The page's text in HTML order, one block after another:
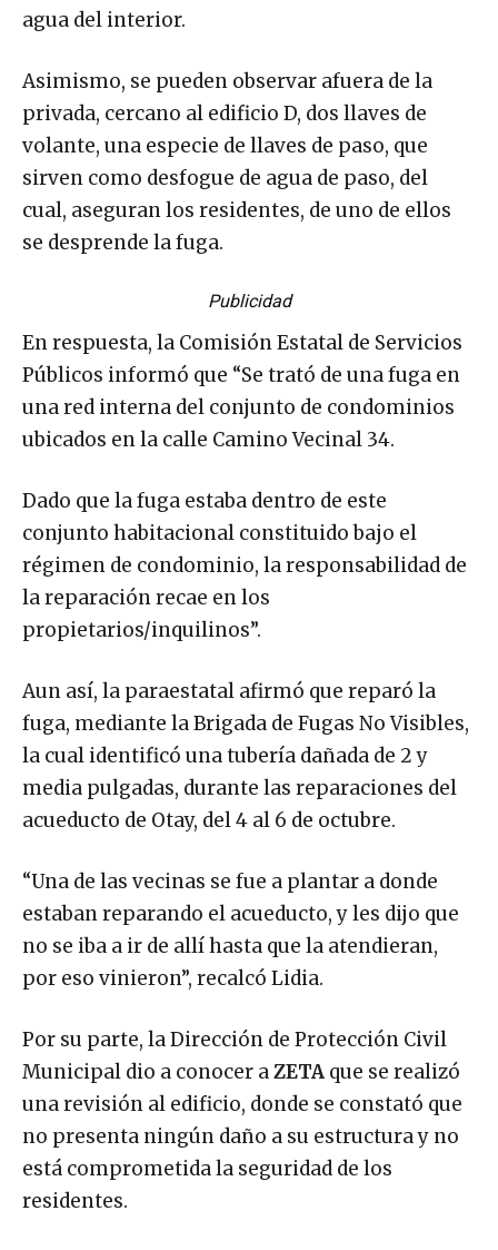
agua del interior.
Asimismo, se pueden observar afuera de la
privada, cercano al edificio D, dos llaves de
volante, una especie de llaves de paso, que
sirven como desfogue de agua de paso, del
cual, aseguran los residentes, de uno de ellos
se desprende la fuga.
Publicidad
En respuesta, la Comisión Estatal de Servicios
Públicos informó que “Se trató de una fuga en
una red interna del conjunto de condominios
ubicados en la calle Camino Vecinal 34.
Dado que la fuga estaba dentro de este
conjunto habitacional constituido bajo el
régimen de condominio, la responsabilidad de
la reparación recae en los
propietarios/inquilinos”.
Aun así, la paraestatal afirmó que reparó la
fuga, mediante la Brigada de Fugas No Visibles,
la cual identificó una tubería dañada de 2 y
media pulgadas, durante las reparaciones del
acueducto de Otay, del 4 al 6 de octubre.
“Una de las vecinas se fue a plantar a donde
estaban reparando el acueducto, y les dijo que
no se iba a ir de allí hasta que la atendieran,
por eso vinieron”, recalcó Lidia.
Por su parte, la Dirección de Protección Civil
Municipal dio a conocer aZETA que se realizó
una revisión al edificio, donde se constató que
no presenta ningún daño a su estructura y no
está comprometida la seguridad de los
residentes.